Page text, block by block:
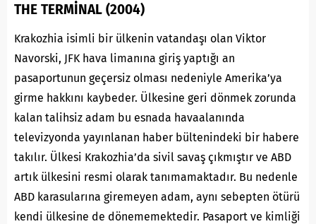
THE TERMİNAL (2004)
Krakozhia isimli bir ülkenin vatandaşı olan Viktor
Navorski, JFK hava limanına giriş yaptığı an
pasaportunun geçersiz olması nedeniyle Amerika’ya
girme hakkını kaybeder. Ülkesine geri dönmek zorunda
kalan talihsiz adam bu esnada havaalanında
televizyonda yayınlanan haber bültenindeki bir habere
takılır. Ülkesi Krakozhia’da sivil savaş çıkmıştır ve ABD
artık ülkesini resmi olarak tanımamaktadır. Bu nedenle
ABD karasularına giremeyen adam, aynı sebepten ötürü
kendi ülkesine de dönememektedir. Pasaport ve kimliği